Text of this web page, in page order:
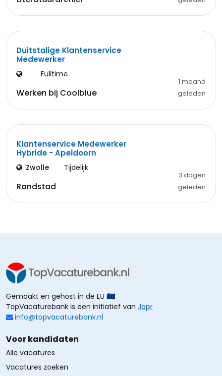
Duitstalige Klantenservice
Medewerker
Fulltime
Werken bij Coolblue
1 maand
geleden
Klantenservice Medewerker
Hybride - Apeldoorn
Zwolle Tijdelijk
Randstad
3 dagen
geleden
Gemaakt en gehost in de EU 🇪🇺
TopVacaturebank is een initiatief van Japr
info@topvacaturebank.nl
Voor kandidaten
Alle vacatures
Vacatures zoeken